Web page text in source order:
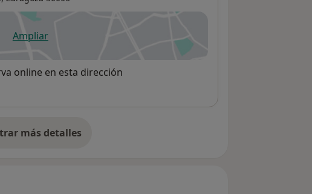
Ampliarse abre en una nueva pestaña
online en esta dirección
más detalles
sobre la dirección